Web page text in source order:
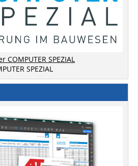
SPEZIAL
SPEZIAL